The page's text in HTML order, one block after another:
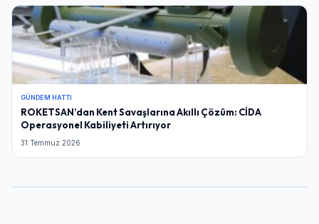
GÜNDEM HATTI
ROKETSAN’dan Kent Savaşlarına Akıllı Çözüm: CİDA
Operasyonel Kabiliyeti Artırıyor
31 Temmuz 2026